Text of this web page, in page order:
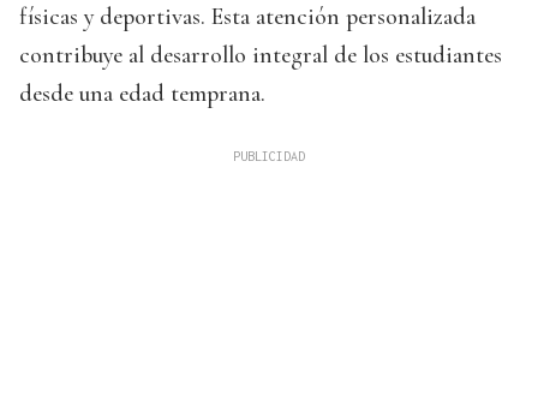
físicas y deportivas. Esta atención personalizada
contribuye al desarrollo integral de los estudiantes
desde una edad temprana.